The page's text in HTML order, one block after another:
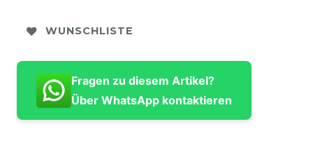
WUNSCHLISTE
Fragen zu diesem Artikel?
Über WhatsApp kontaktieren